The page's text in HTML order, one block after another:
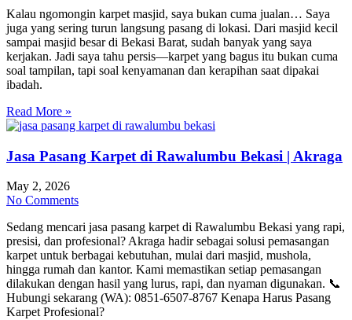
Kalau ngomongin karpet masjid, saya bukan cuma jualan… Saya
juga yang sering turun langsung pasang di lokasi. Dari masjid kecil
sampai masjid besar di Bekasi Barat, sudah banyak yang saya
kerjakan. Jadi saya tahu persis—karpet yang bagus itu bukan cuma
soal tampilan, tapi soal kenyamanan dan kerapihan saat dipakai
ibadah.
Read More »
Jasa Pasang Karpet di Rawalumbu Bekasi | Akraga
May 2, 2026
No Comments
Sedang mencari jasa pasang karpet di Rawalumbu Bekasi yang rapi,
presisi, dan profesional? Akraga hadir sebagai solusi pemasangan
karpet untuk berbagai kebutuhan, mulai dari masjid, mushola,
hingga rumah dan kantor. Kami memastikan setiap pemasangan
dilakukan dengan hasil yang lurus, rapi, dan nyaman digunakan. 📞
Hubungi sekarang (WA): 0851-6507-8767 Kenapa Harus Pasang
Karpet Profesional?